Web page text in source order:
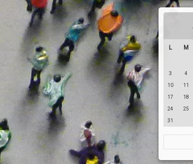
La Población Mayor Y Dependiente, Por Lo Que Es
L M
3 4
10 11
17 18
24 25
31